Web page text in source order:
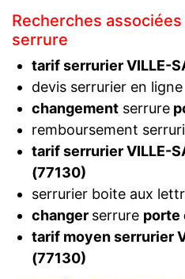
Recherches
serrure
tarif serrurier VILLE-
devis serrurier en ligne
changementserrure
remboursement
tarif serrurier VILLE-
(77130)
serrurier boite aux
changer serrure porte
tarif moyen serrurier
(77130)